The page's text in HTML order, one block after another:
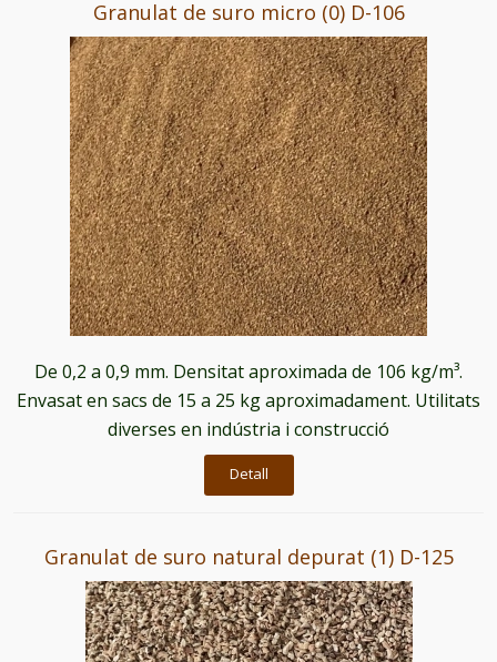
Granulat de suro micro (0) D-106
De 0,2 a 0,9 mm. Densitat aproximada de 106 kg/m³.
Envasat en sacs de 15 a 25 kg aproximadament. Utilitats
diverses en indústria i construcció
Detall
Granulat de suro natural depurat (1) D-125